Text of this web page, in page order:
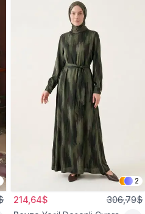
2
214,64$ 306,79$